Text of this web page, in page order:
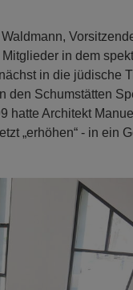
in dem
in die jüdische
Schumstätten
hatte Architekt
„erhöhen“ - in ein